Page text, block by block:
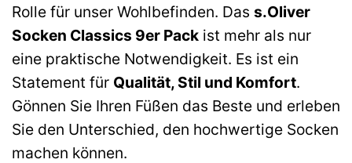
Rolle für unser Wohlbefinden. Das s.Oliver
Socken Classics 9er Pack ist mehr als nur
eine praktische Notwendigkeit. Es ist ein
Statement für Qualität, Stil und Komfort.
Gönnen Sie Ihren Füßen das Beste und erleben
Sie den Unterschied, den hochwertige Socken
machen können.